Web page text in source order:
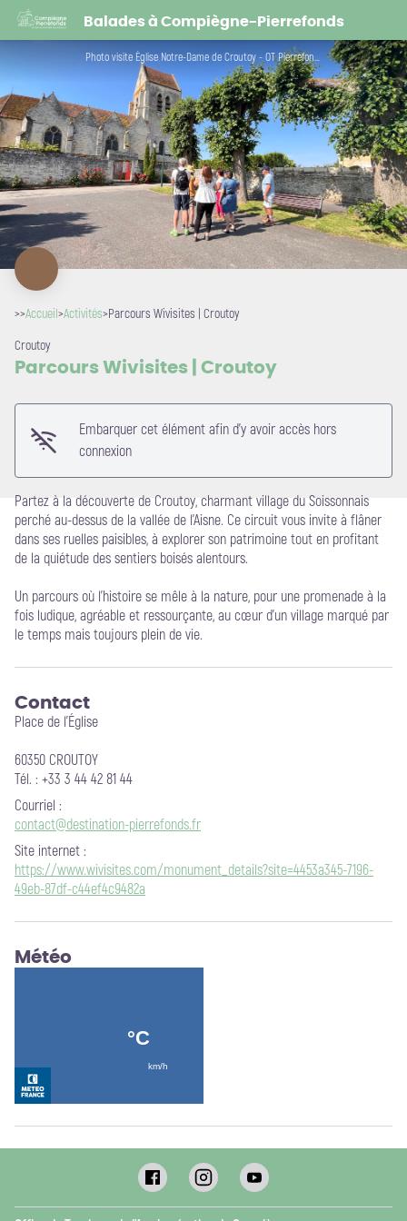
Balades à Compiègne-Pierrefonds
Photo visite Église Notre-Dame de Croutoy - OT Pierrefonds
>>Accueil>Activités>Parcours Wivisites | Croutoy
Croutoy
Parcours Wivisites | Croutoy
Embarquer cet élément afin d'y avoir accès hors
connexion
Partez à la découverte de Croutoy, charmant village du Soissonnais
perché au-dessus de la vallée de l’Aisne. Ce circuit vous invite à flâner
dans ses ruelles paisibles, à explorer son patrimoine tout en profitant
de la quiétude des sentiers boisés alentours.
Un parcours où l’histoire se mêle à la nature, pour une promenade à la
fois ludique, agréable et ressourçante, au cœur d’un village marqué par
le temps mais toujours plein de vie.
Contact
Place de l'Église
60350 CROUTOY
Tél. : +33 3 44 42 81 44
Courriel :
contact@destination-pierrefonds.fr
Site internet :
https://www.wivisites.com/monument_details?site=4453a345-7196-
49eb-87df-c44ef4c9482a
Météo